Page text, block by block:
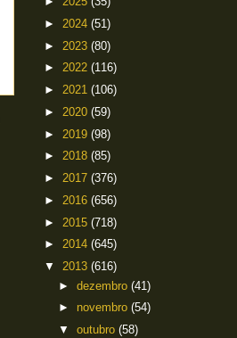
► 2024 (51)
► 2023 (80)
► 2022 (116)
► 2021 (106)
► 2020 (59)
► 2019 (98)
► 2018 (85)
► 2017 (376)
► 2016 (656)
► 2015 (718)
► 2014 (645)
▼ 2013 (616)
► dezembro (41)
► novembro (54)
▼ outubro (58)